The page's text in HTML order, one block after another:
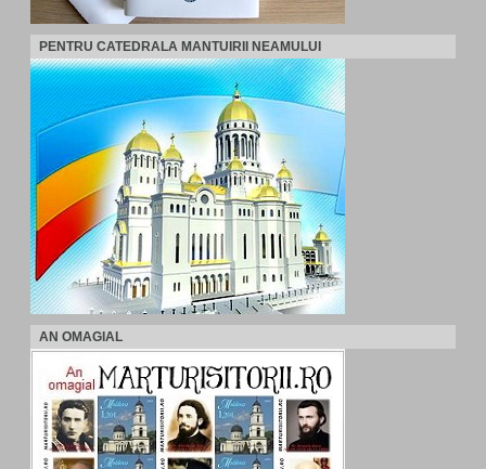
PENTRU CATEDRALA MANTUIRII NEAMULUI
AN OMAGIAL